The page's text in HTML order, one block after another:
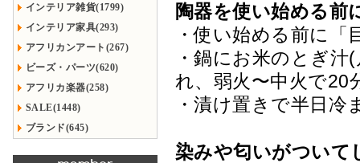
インテリア雑貨(1799)
インテリア家具(293)
アフリカンアート(267)
ビーズ・パーツ(620)
アフリカ楽器(258)
SALE(1448)
ブランド(645)
陶器を使い始める前
・使い始める前に
・鍋にお米のとぎ
れ、弱火〜中火で20
・漬け置きで半日
染みや匂いがついて